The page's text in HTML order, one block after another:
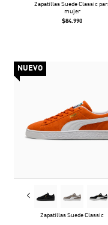
Zapatillas Suede Classic
mujer
$84.990
NUEVO
Zapatillas Suede Classic